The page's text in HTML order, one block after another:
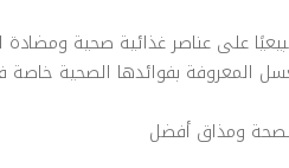
على عناصر غذائية صحية ومضادة
المعروفة بفوائدها الصحية
.. لصحة ومذاق أفضل